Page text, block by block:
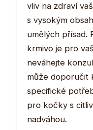
vliv na zdraví
s vysokým
umělých přísad.
krmivo je pro
neváhejte
může doporučit
specifické
pro kočky s
nadváhou.